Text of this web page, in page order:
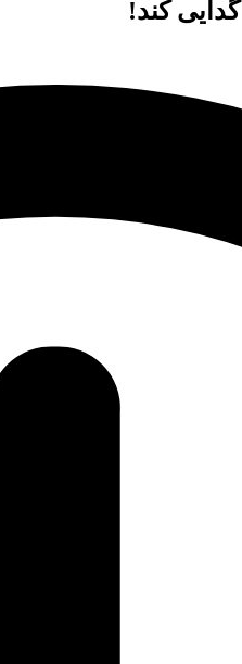
کند!